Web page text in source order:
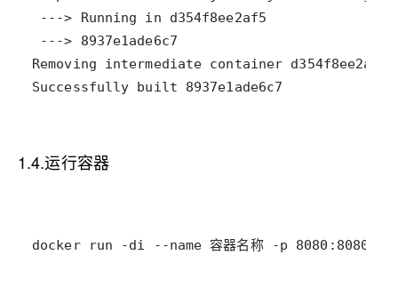
Successfully built 8937e1ade6c7
1.4.运行容器
docker run -di --name 容器名称 -p 8080:8080 镜